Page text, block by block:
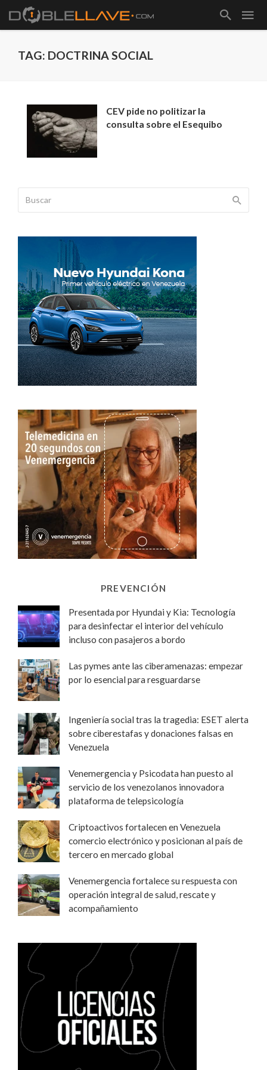
TAG: DOCTRINA SOCIAL
CEV pide no politizar la
consulta sobre el Esequibo
PREVENCIÓN
Presentada por Hyundai y Kia: Tecnología
para desinfectar el interior del vehículo
incluso con pasajeros a bordo
Las pymes ante las ciberamenazas: empezar
por lo esencial para resguardarse
Ingeniería social tras la tragedia: ESET alerta
sobre ciberestafas y donaciones falsas en
Venezuela
Venemergencia y Psicodata han puesto al
servicio de los venezolanos innovadora
plataforma de telepsicología
Criptoactivos fortalecen en Venezuela
comercio electrónico y posicionan al país de
tercero en mercado global
Venemergencia fortalece su respuesta con
operación integral de salud, rescate y
acompañamiento